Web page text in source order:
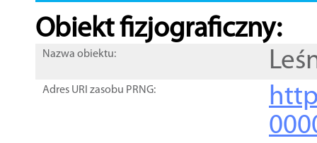
Obiekt fizjograficzny:
Nazwa obiektu:
Adres URI zasobu PRNG: